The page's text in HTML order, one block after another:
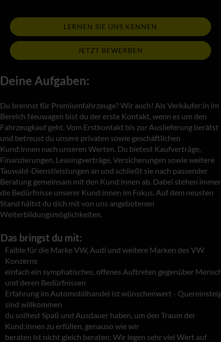
LERNEN SIE UNS KENNEN
JETZT BEWERBEN
Deine Aufgaben:
Du brennst für Premiumfahrzeuge? Wir auch! Als Verkäufer:in im
Bereich Neuwagen bist du der erste Kontakt, wenn es um den
Fahrzeugkauf geht. Vom Erstkontakt bis zur Auslieferung berätst
und betreust du unsere privaten sowie geschäftlichen
Kund:innen nach unseren Werten. Du bietest Kaufverträge,
Finanzierungen, Leasingverträge, Versicherungen sowie weitere
Tauwald-Dienstleistungen an und schließt sie nach passender
Beratung gemeinsam mit den Kund:innen ab. Dabei stehen immer
die Bedürfnisse unserer Kund:innen im Fokus. Auf dem neusten
Stand hältst du dich mit von uns angebotenen
Weiterbildungsmöglichkeiten.
bringst du mit:
Faible für die Marke VW, Audi und weitere Marken des VW
Konzerns
einfach ein symphatisches, offenes Auftreten gegenüber
und deren Bedürfnissen
Erfahrung im Automobilhandel ist wünschenwert -
sind willkommen
du solltest Spaß und Ausdauer haben, um den Traum der
Kund:innen zu erfüllen, genauso wie wir
beraten ist nicht gleich beraten: Wir legen sehr viel Wert auf